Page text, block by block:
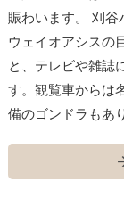
賑わいます。 刈谷
ウェイオアシスの
と、テレビや雑誌
す。観覧車からは
備のゴンドラもあ